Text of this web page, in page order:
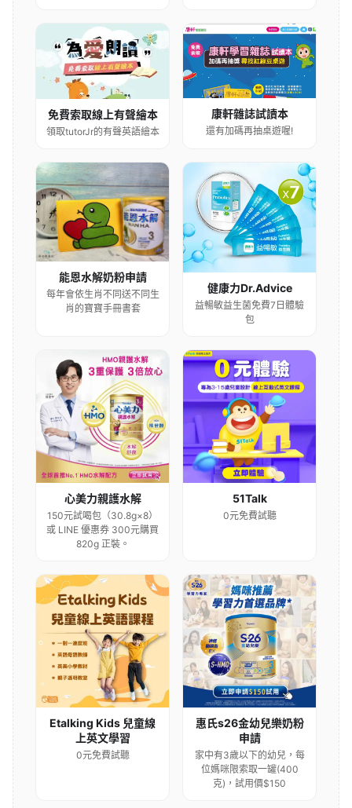
免費索取線上有聲繪本
領取tutorJr的有聲英語繪本
康軒雜誌試讀本
還有加碼再抽桌遊喔!
能恩水解奶粉申請
每年會依生肖不同送不同生
肖的寶寶手冊書套
健康力Dr.Advice
益暢敏益生菌免費7日體驗
包
心美力親護水解
150元試喝包（30.8g×8）
或 LINE 優惠券 300元購買
820g 正裝。
51Talk
0元免費試聽
Etalking Kids 兒童線
上英文學習
0元免費試聽
惠氏s26金幼兒樂奶粉
申請
家中有3歲以下的幼兒，每
位媽咪限索取一罐(400
克)，試用價$150